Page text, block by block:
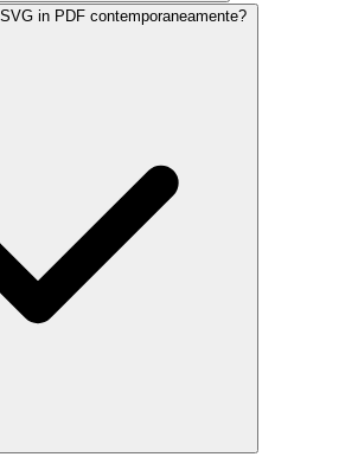
in PDF contemporaneamente?